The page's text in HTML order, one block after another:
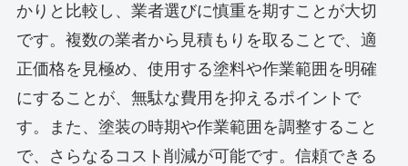
かりと比較し、業者選びに慎重を期すことが大切
です。複数の業者から見積もりを取ることで、適
正価格を見極め、使用する塗料や作業範囲を明確
にすることが、無駄な費用を抑えるポイントで
す。また、塗装の時期や作業範囲を調整すること
で、さらなるコスト削減が可能です。信頼できる